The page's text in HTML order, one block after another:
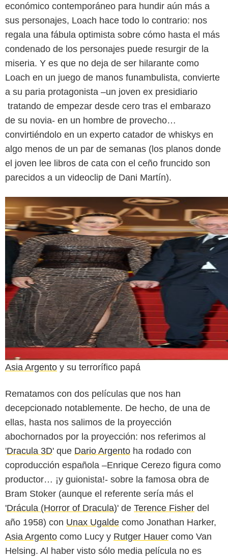
económico contemporáneo para hundir aún más a
sus personajes, Loach hace todo lo contrario: nos
regala una fábula optimista sobre cómo hasta el más
condenado de los personajes puede resurgir de la
miseria. Y es que no deja de ser hilarante como
Loach en un juego de manos funambulista, convierte
a su paria protagonista –un joven ex presidiario
tratando de empezar desde cero tras el embarazo
de su novia- en un hombre de provecho…
convirtiéndolo en un experto catador de whiskys en
algo menos de un par de semanas (los planos donde
el joven lee libros de cata con el ceño fruncido son
parecidos a un videoclip de Dani Martín).
Asia Argento y su terrorífico papá
Rematamos con dos películas que nos han
decepcionado notablemente. De hecho, de una de
ellas, hasta nos salimos de la proyección
abochornados por la proyección: nos referimos al
'Dracula 3D' que Dario Argento ha rodado con
coproducción española –Enrique Cerezo figura como
productor… ¡y guionista!- sobre la famosa obra de
Bram Stoker (aunque el referente sería más el
'Drácula (Horror of Dracula)' de Terence Fisher del
año 1958) con Unax Ugalde como Jonathan Harker,
Asia Argento como Lucy y Rutger Hauer como Van
Helsing. Al haber visto sólo media película no es